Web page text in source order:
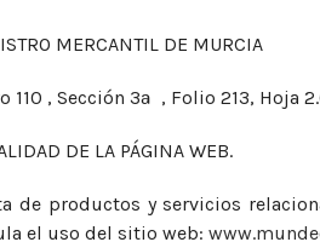
MERCANTIL DE MURCIA
110 , Sección 3ª , Folio 213, Hoja
DE LA PÁGINA WEB.
de productos y servicios
el uso del sitio web: